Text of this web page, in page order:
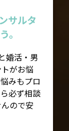
サルタ
。
婚活・男
がお悩
みもプロ
必ず相談
ので安